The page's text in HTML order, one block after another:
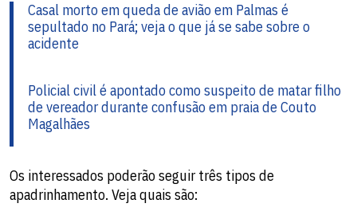
Casal morto em queda de avião em Palmas é
sepultado no Pará; veja o que já se sabe sobre o
acidente
Policial civil é apontado como suspeito de matar filho
de vereador durante confusão em praia de Couto
Magalhães
Os interessados poderão seguir três tipos de
apadrinhamento. Veja quais são: